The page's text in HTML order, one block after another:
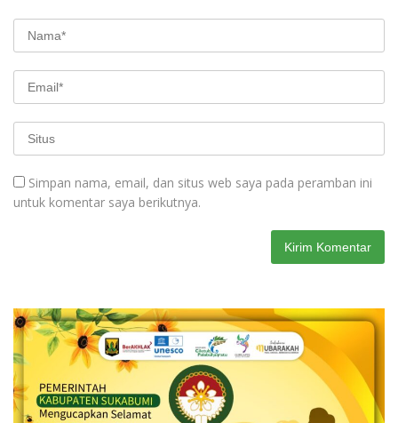
Simpan nama, email, dan situs web saya pada peramban ini
untuk komentar saya berikutnya.